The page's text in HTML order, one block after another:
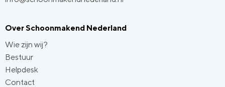
Over Schoonmakend Nederland
Wie zijn wij?
Bestuur
Helpdesk
Contact